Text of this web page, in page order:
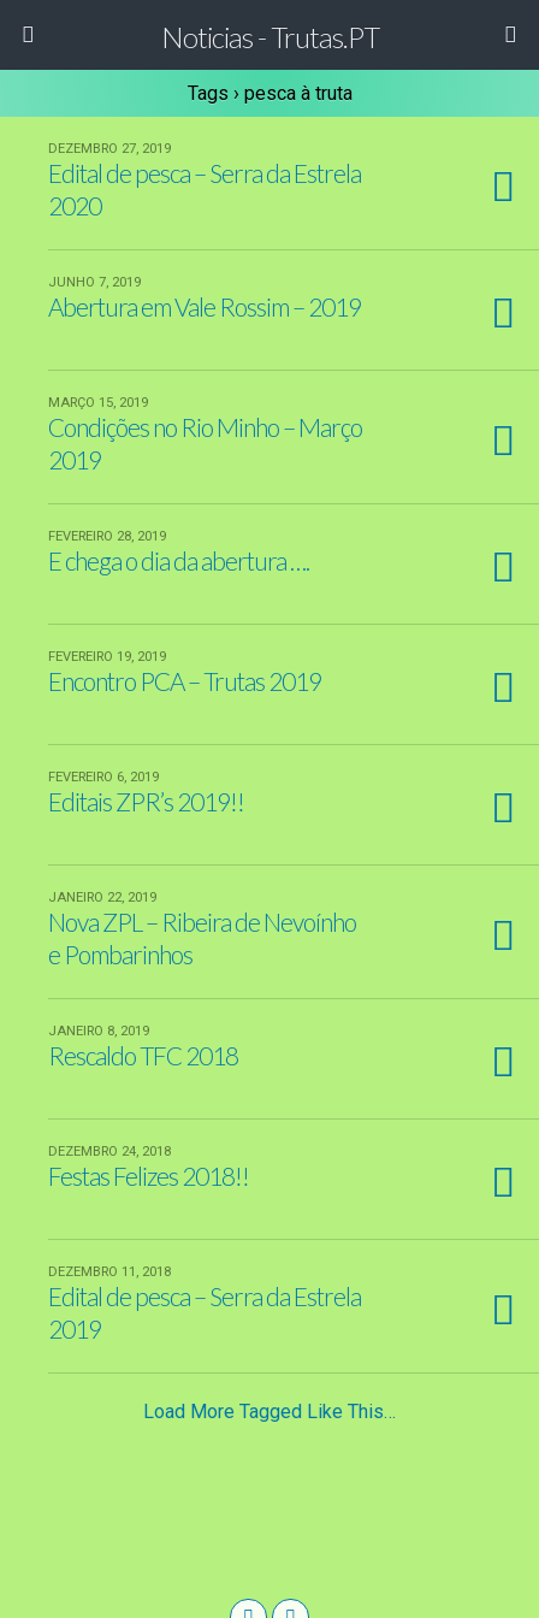
Noticias - Trutas.PT
Tags › pesca à truta
DEZEMBRO 27, 2019
Edital de pesca – Serra da Estrela
2020
JUNHO 7, 2019
Abertura em Vale Rossim – 2019
MARÇO 15, 2019
Condições no Rio Minho – Março
2019
FEVEREIRO 28, 2019
E chega o dia da abertura ….
FEVEREIRO 19, 2019
Encontro PCA – Trutas 2019
FEVEREIRO 6, 2019
Editais ZPR’s 2019!!
JANEIRO 22, 2019
Nova ZPL – Ribeira de Nevoínho
e Pombarinhos
JANEIRO 8, 2019
Rescaldo TFC 2018
DEZEMBRO 24, 2018
Festas Felizes 2018!!
DEZEMBRO 11, 2018
Edital de pesca – Serra da Estrela
2019
Load More Tagged Like This…